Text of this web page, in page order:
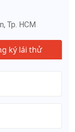
Tp. HCM
ký lái thử